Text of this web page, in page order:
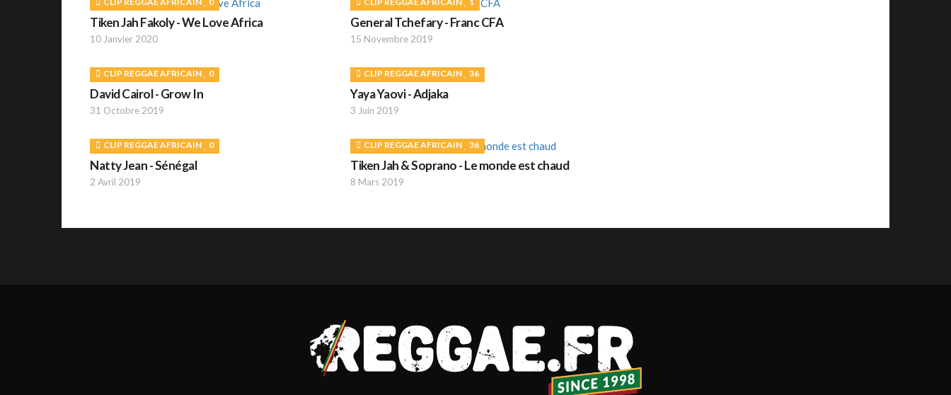
Tiken Jah Fakoly - We Love Africa
10 Janvier 2020
General Tchefary - Franc CFA
15 Novembre 2019
CLIP REGGAE AFRICAIN 0
David Cairol - Grow In
31 Octobre 2019
CLIP REGGAE AFRICAIN 36
Yaya Yaovi - Adjaka
3 Juin 2019
CLIP REGGAE AFRICAIN 0
Natty Jean - Sénégal
2 Avril 2019
CLIP REGGAE AFRICAIN 36
Tiken Jah & Soprano - Le monde est chaud
8 Mars 2019